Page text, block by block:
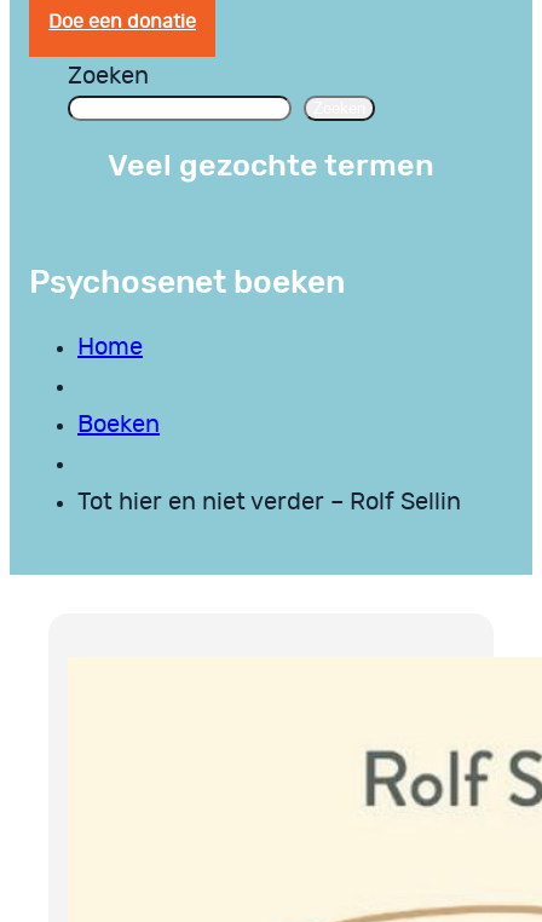
Doe een donatie
Zoeken
Veel gezochte termen
Psychosenet boeken
Home
Boeken
Tot hier en niet verder – Rolf Sellin